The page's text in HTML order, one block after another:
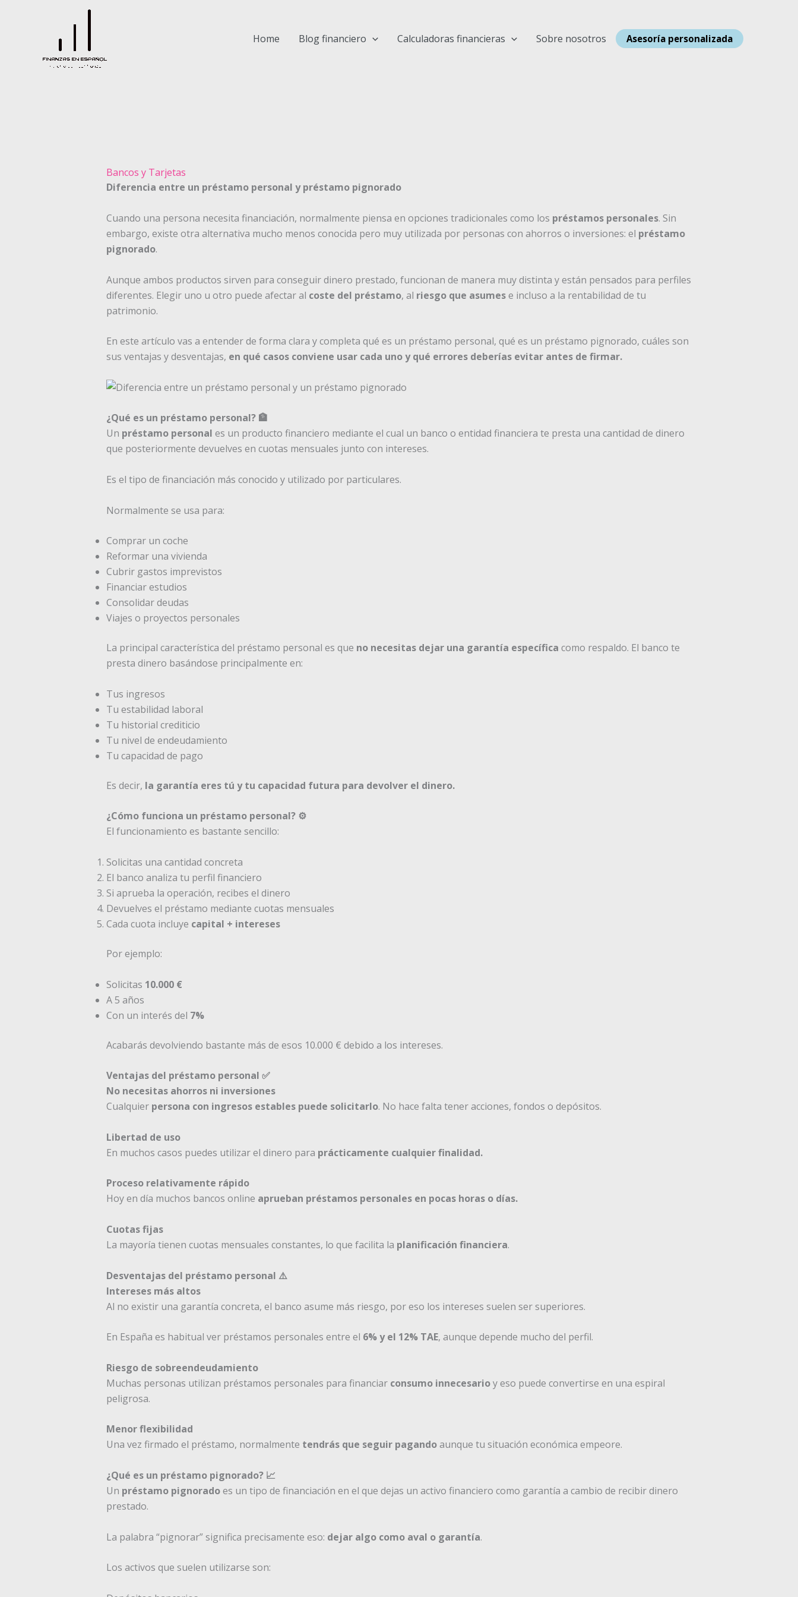
Home Blog financiero Calculadoras financieras Sobre nosotros Asesoría personalizada
Bancos y Tarjetas
Diferencia entre un préstamo personal y préstamo pignorado
Cuando una persona necesita financiación, normalmente piensa en opciones tradicionales como los préstamos personales. Sin
embargo, existe otra alternativa mucho menos conocida pero muy utilizada por personas con ahorros o inversiones: el préstamo
pignorado.
Aunque ambos productos sirven para conseguir dinero prestado, funcionan de manera muy distinta y están pensados para perfiles
diferentes. Elegir uno u otro puede afectar al coste del préstamo, al riesgo que asumese incluso a la rentabilidad de tu
patrimonio.
En este artículo vas a entender de forma clara y completa qué es un préstamo personal, qué es un préstamo pignorado, cuáles son
sus ventajas y desventajas, en qué casos conviene usar cada uno y qué errores deberías evitar antes de firmar.
¿Qué es un préstamo personal? 🏦
Un préstamo personal es un producto financiero mediante el cual un banco o entidad financiera te presta una cantidad de dinero
que posteriormente devuelves en cuotas mensuales junto con intereses.
Es el tipo de financiación más conocido y utilizado por particulares.
Normalmente se usa para:
Comprar un coche
Reformar una vivienda
Cubrir gastos imprevistos
Financiar estudios
Consolidar deudas
Viajes o proyectos personales
La principal característica del préstamo personal es que no necesitas dejar una garantía específica como respaldo. El banco te
presta dinero basándose principalmente en:
Tus ingresos
Tu estabilidad laboral
Tu historial crediticio
Tu nivel de endeudamiento
Tu capacidad de pago
Es decir, la garantía eres tú y tu capacidad futura para devolver el dinero.
¿Cómo funciona un préstamo personal? ⚙️
El funcionamiento es bastante sencillo:
Solicitas una cantidad concreta
El banco analiza tu perfil financiero
Si aprueba la operación, recibes el dinero
Devuelves el préstamo mediante cuotas mensuales
Cada cuota incluye capital + intereses
Por ejemplo:
Solicitas 10.000 €
A 5 años
Con un interés del 7%
Acabarás devolviendo bastante más de esos 10.000 € debido a los intereses.
Ventajas del préstamo personal ✅
No necesitas ahorros ni inversiones
Cualquier persona con ingresos estables puede solicitarlo. No hace falta tener acciones, fondos o depósitos.
Libertad de uso
En muchos casos puedes utilizar el dinero para prácticamente cualquier finalidad.
Proceso relativamente rápido
Hoy en día muchos bancos online aprueban préstamos personales en pocas horas o días.
Cuotas fijas
La mayoría tienen cuotas mensuales constantes, lo que facilita la planificación financiera.
Desventajas del préstamo personal ⚠️
Intereses más altos
Al no existir una garantía concreta, el banco asume más riesgo, por eso los intereses suelen ser superiores.
En España es habitual ver préstamos personales entre el 6% y el 12% TAE, aunque depende mucho del perfil.
Riesgo de sobreendeudamiento
Muchas personas utilizan préstamos personales para financiar consumo innecesarioy eso puede convertirse en una espiral
peligrosa.
Menor flexibilidad
Una vez firmado el préstamo, normalmente tendrás que seguir pagandoaunque tu situación económica empeore.
¿Qué es un préstamo pignorado? 📈
Un préstamo pignoradoes un tipo de financiación en el que dejas un activo financiero como garantía a cambio de recibir dinero
prestado.
La palabra “pignorar” significa precisamente eso: dejar algo como aval o garantía.
Los activos que suelen utilizarse son: